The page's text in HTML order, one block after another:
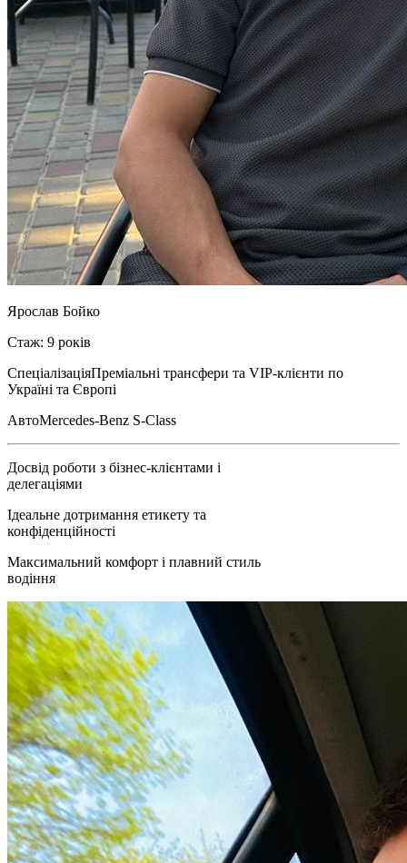
Ярослав Бойко
Стаж: 9 років
СпеціалізаціяПреміальні трансфери та VIP-клієнти по
Україні та Європі
АвтоMercedes-Benz S-Class
Досвід роботи з бізнес-клієнтами і
делегаціями
Ідеальне дотримання етикету та
конфіденційності
Максимальний комфорт і плавний стиль
водіння